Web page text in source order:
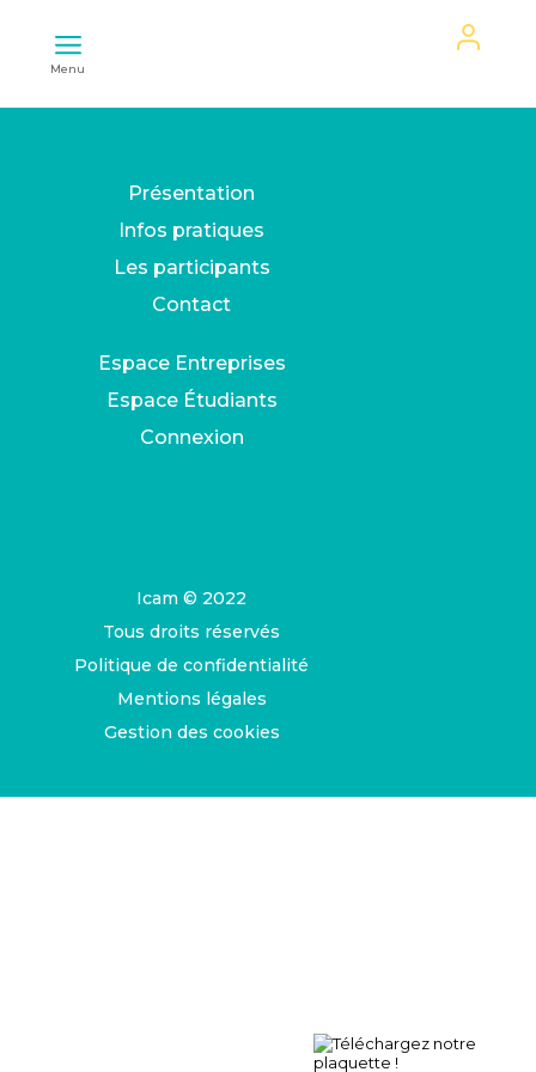
Menu
Présentation
Infos pratiques
Les participants
Contact
Espace Entreprises
Espace Étudiants
Connexion
Icam © 2022
Tous droits réservés
Politique de confidentialité
Mentions légales
Gestion des cookies